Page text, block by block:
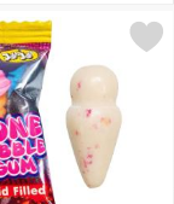
tyggegummi